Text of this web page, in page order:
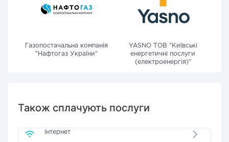
Газопостачальна компанія
"Нафтогаз України"
YASNO ТОВ "Київські
енергетичні послуги
(електроенергія)"
Також сплачують послуги
Інтернет